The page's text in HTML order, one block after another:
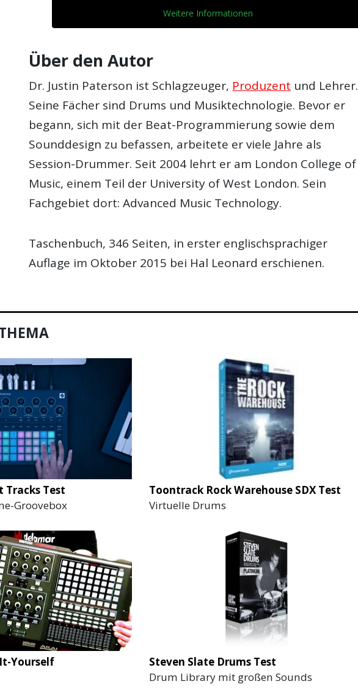
Weitere Informationen
Über den Autor
Dr. Justin Paterson ist Schlagzeuger, Produzent und Lehrer.
Seine Fächer sind Drums und Musiktechnologie. Bevor er
begann, sich mit der Beat-Programmierung sowie dem
Sounddesign zu befassen, arbeitete er viele Jahre als
Session-Drummer. Seit 2004 lehrt er am London College of
Music, einem Teil der University of West London. Sein
Fachgebiet dort: Advanced Music Technology.
Taschenbuch, 346 Seiten, in erster englischsprachiger
Auflage im Oktober 2015 bei Hal Leonard erschienen.
Tracks Test
Groovebox
Toontrack Rock Warehouse SDX Test
Virtuelle Drums
Yourself
Steven Slate Drums Test
Drum Library mit großen Sounds